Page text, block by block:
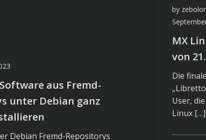
by
MX
von
Die
User,
Linux […]
aus Fremd-
unter Debian ganz
Debian Fremd-Repositorys